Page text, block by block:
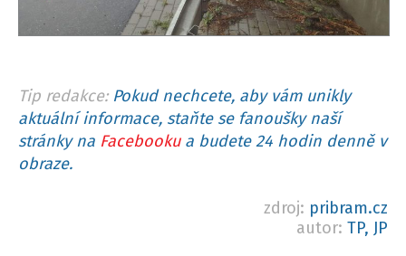
Tip redakce: Pokud nechcete, aby vám unikly
aktuální informace, staňte se fanoušky naší
stránky na Facebookua budete 24 hodin denně v
obraze.
zdroj: pribram.cz
autor: TP, JP